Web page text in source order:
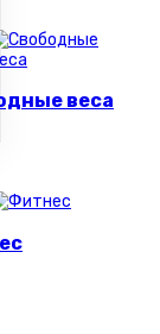
веса